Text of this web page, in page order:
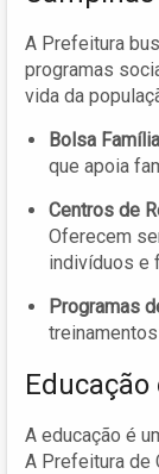
A Prefeitura
programas
vida da
Bolsa
que apoia
Centros de
Oferecem
indivíduos e
Programas
A educação é
A Prefeitura de